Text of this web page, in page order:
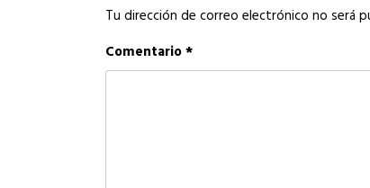
Tu dirección de correo electrónico no será
Comentario*